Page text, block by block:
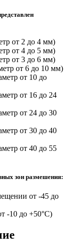
от 2 до 4 мм)
от 4 до 5 мм)
от 3 до 6 мм)
от 6 до 10 мм)
от 10 до
от 16 до 24
от 24 до 30
от 30 до 40
от 40 до 55
зон размешения:
от -45 до
-10 до +50°С)